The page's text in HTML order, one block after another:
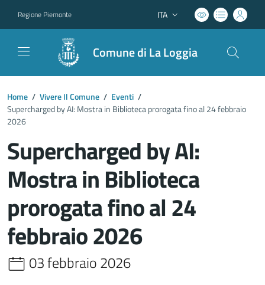
Regione Piemonte Lingua attiva:
ITA
Comune di La Loggia
Home / Vivere Il Comune / Eventi /
Supercharged by AI: Mostra in Biblioteca prorogata fino al 24 febbraio
2026
Supercharged by AI:
Mostra in Biblioteca
prorogata fino al 24
febbraio 2026
03 febbraio 2026